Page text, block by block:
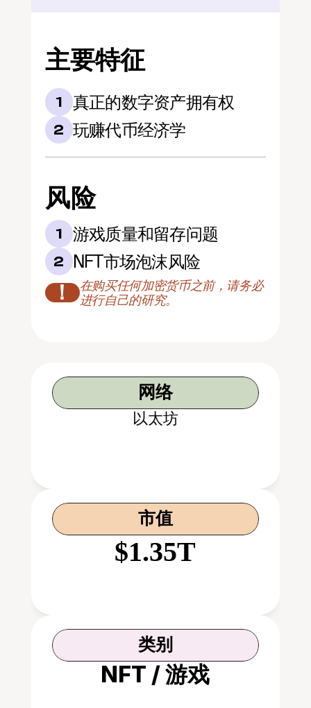
主要特征
1 真正的数字资产拥有权
2 玩赚代币经济学
风险
1 游戏质量和留存问题
2 NFT市场泡沫风险
！
在购买任何加密货币之前，请务必
进行自己的研究。
网络
以太坊
市值
$1.35T
类别
NFT / 游戏